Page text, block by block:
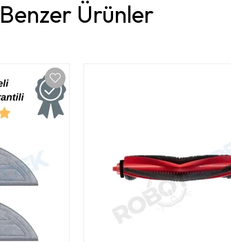
Benzer Ürünler